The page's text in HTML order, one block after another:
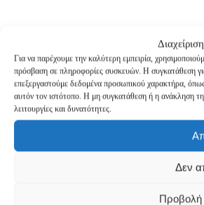
Για να παρέχουμε την καλύτερη εμπειρία,
πρόσβαση σε πληροφορίες συσκευών. Η συγκατάθεση
επεξεργαστούμε δεδομένα προσωπικού χαρακτήρα,
αυτόν τον ιστότοπο. Η μη συγκατάθεση ή η ανάκληση
λειτουργίες και δυνατότητες.
Δεν
Προβολή
BANDIDO AFTER
COLOGNE